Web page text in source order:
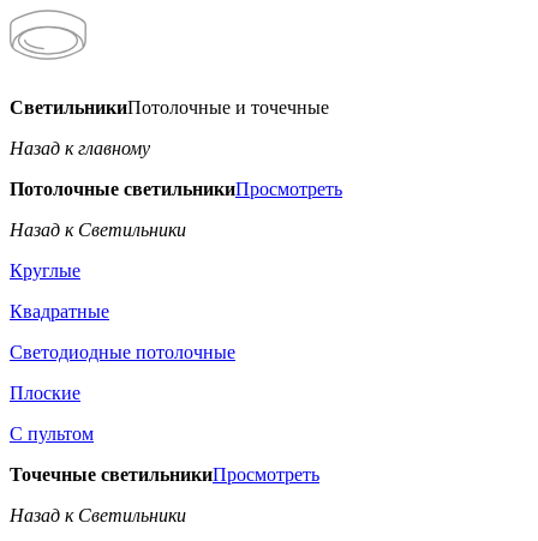
СветильникиПотолочные и точечные
Назад к главному
Потолочные светильникиПросмотреть
Назад к Светильники
Круглые
Квадратные
Светодиодные потолочные
Плоские
С пультом
Точечные светильникиПросмотреть
Назад к Светильники